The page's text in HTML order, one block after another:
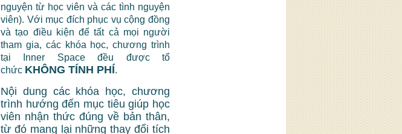
nguyện từ học viên và các tình nguyện
viên). Với mục đích phục vụ cộng đồng
và tạo điều kiện để tất cả mọi người
tham gia, các khóa học, chương trình
tại Inner Space đều được tổ
chức KHÔNG TÍNH PHÍ.
Nội dung các khóa học, chương
trình hướng đến mục tiêu giúp học
viên nhận thức đúng về bản thân,
từ đó mang lại những thay đổi tích